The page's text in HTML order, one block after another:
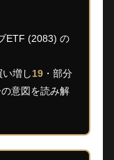
ETF (2083) の
い増し19 ・部分
意図を読み解